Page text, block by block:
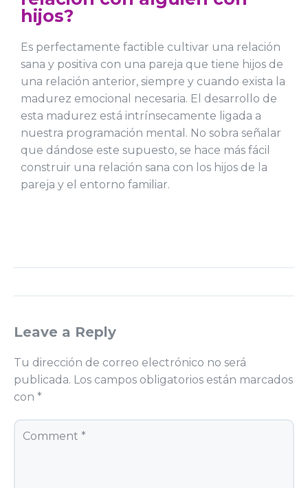
hijos?
Es perfectamente factible cultivar una relación
sana y positiva con una pareja que tiene hijos de
una relación anterior, siempre y cuando exista la
madurez emocional necesaria. El desarrollo de
esta madurez está intrínsecamente ligada a
nuestra programación mental. No sobra señalar
que dándose este supuesto, se hace más fácil
construir una relación sana con los hijos de la
pareja y el entorno familiar.
Leave a Reply
Tu dirección de correo electrónico no será
publicada. Los campos obligatorios están marcados
con *